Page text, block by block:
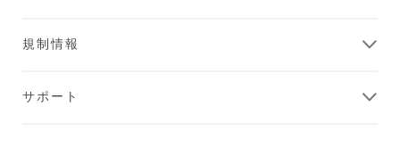
規制情報
サポート